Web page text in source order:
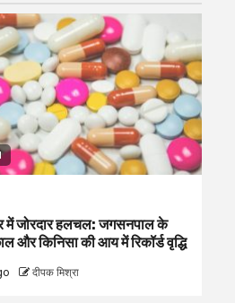
में जोरदार हलचल: जगसनपाल के
और किनिसा की आय में रिकॉर्ड वृद्धि
दीपक मिश्रा